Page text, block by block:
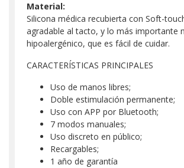
Material:
Silicona médica recubierta con Soft-
agradable al tacto, y lo más importante
hipoalergénico, que es fácil de cuidar.
CARACTERÍSTICAS PRINCIPALES
Uso de manos libres;
Doble estimulación permanente;
Uso con APP por Bluetooth;
7 modos manuales;
Uso discreto en público;
Recargables;
1 año de garantía